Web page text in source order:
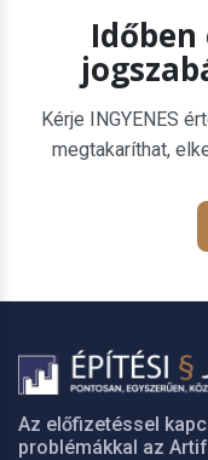
Kérje INGYENES
megtakaríthat,
Az előfizetéssel
problémákkal az